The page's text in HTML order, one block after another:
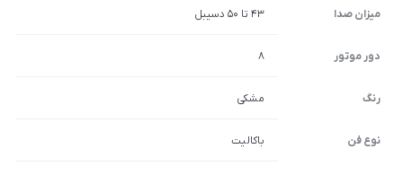
میزان صدا 43 تا 50 دسیبل
دور موتور 8
رنگ مشکی
نوع فن باکالیت